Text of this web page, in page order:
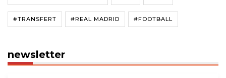
#TRANSFERT #REAL MADRID #FOOTBALL
newsletter